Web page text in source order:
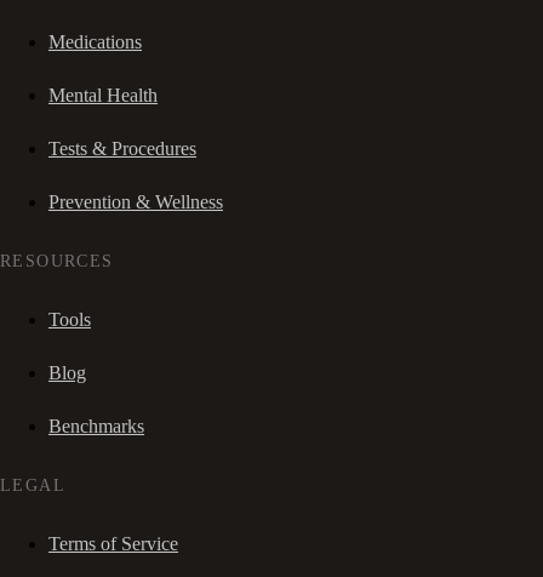
Medications
Mental Health
Tests & Procedures
Prevention & Wellness
RESOURCES
Tools
Blog
Benchmarks
LEGAL
Terms of Service